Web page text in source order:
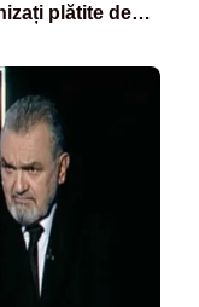
plătite de